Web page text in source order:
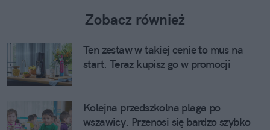
Zobacz również
Ten zestaw w takiej cenie to mus na
start. Teraz kupisz go w promocji
Kolejna przedszkolna plaga po
wszawicy. Przenosi się bardzo szybko